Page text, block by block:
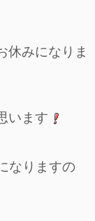
休みになりま
います
なりますの